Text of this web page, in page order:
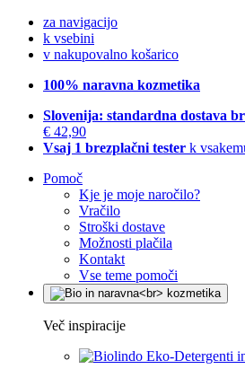
za navigacijo
k vsebini
v nakupovalno košarico
100% naravna kozmetika
Slovenija: standardna dostava
€ 42,90
Vsaj 1 brezplačni tester k
Pomoč
Kje je moje naročilo?
Vračilo
Stroški dostave
Možnosti plačila
Kontakt
Vse teme pomoči
Več inspiracije
Eko-Detergenti